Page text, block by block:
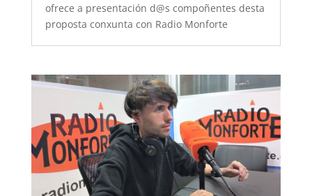
ofrece a presentación d@s compoñentes desta
proposta conxunta con Radio Monforte